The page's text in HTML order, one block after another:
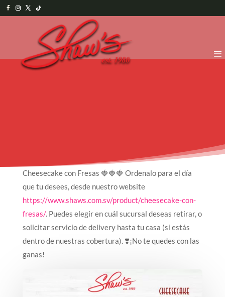
Cheesecake con Fresas 🍓🍓🍓 Ordenalo para el día
que tu desees, desde nuestro website
https://www.shaws.com.sv/product/cheesecake-con-
fresas/. Puedes elegir en cuál sucursal deseas retirar, o
solicitar servicio de delivery hasta tu casa (si estás
dentro de nuestras cobertura). ❣️¡No te quedes con las
ganas!